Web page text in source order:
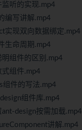
听的实现.mp4
编写讲解.mp4
实现双向数据绑定.mp4
生命周期.mp4
组件的区别.mp4
组件.mp4
件的写法.mp4
组件库.mp4
design按需加载.mp4
讲解.mp4